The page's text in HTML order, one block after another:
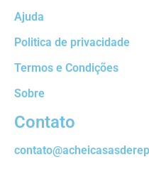
Ajuda
Politica de privacidade
Termos e Condições
Sobre
Contato